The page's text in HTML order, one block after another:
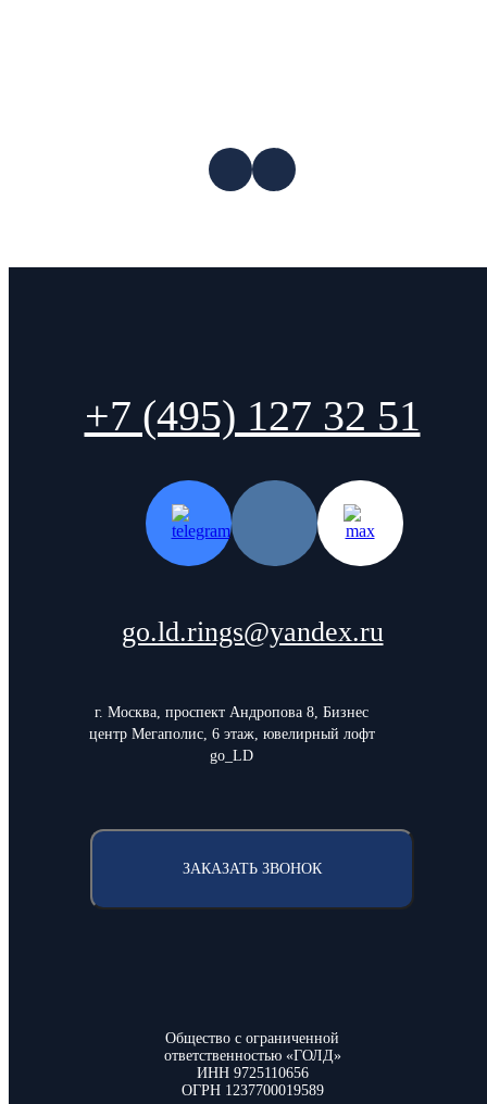
+7 (495) 127 32 51
go.ld.rings@yandex.ru
г. Москва, проспект Андропова 8, Бизнес
центр Мегаполис, 6 этаж, ювелирный лофт
go_LD
ЗАКАЗАТЬ ЗВОНОК
Общество с ограниченной
ответственностью «ГОЛД»
ИНН 9725110656
ОГРН 1237700019589